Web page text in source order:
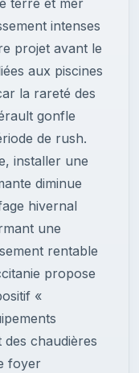
terre et mer
intenses
projet avant le
aux piscines
la rareté des
gonfle
de rush.
installer une
diminue
hivernal
une
rentable
propose
«
chaudières
foyer